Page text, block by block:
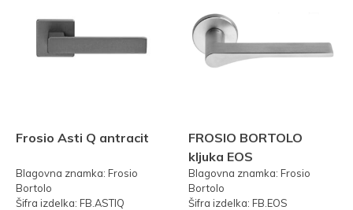
Frosio Asti Q antracit
Blagovna znamka: Frosio
Bortolo
Šifra izdelka: FB.ASTIQ
FROSIO BORTOLO
kljuka EOS
Blagovna znamka: Frosio
Bortolo
Šifra izdelka: FB.EOS